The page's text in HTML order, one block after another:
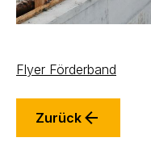
Flyer Förderband
Zurück